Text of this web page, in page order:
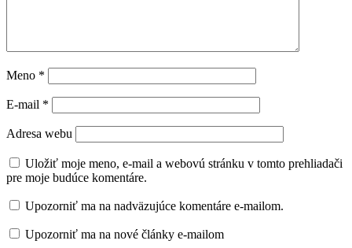
Meno *
E-mail *
Adresa webu
Uložiť moje meno, e-mail a webovú stránku v tomto prehliadači
pre moje budúce komentáre.
Upozorniť ma na nadväzujúce komentáre e-mailom.
Upozorniť ma na nové články e-mailom